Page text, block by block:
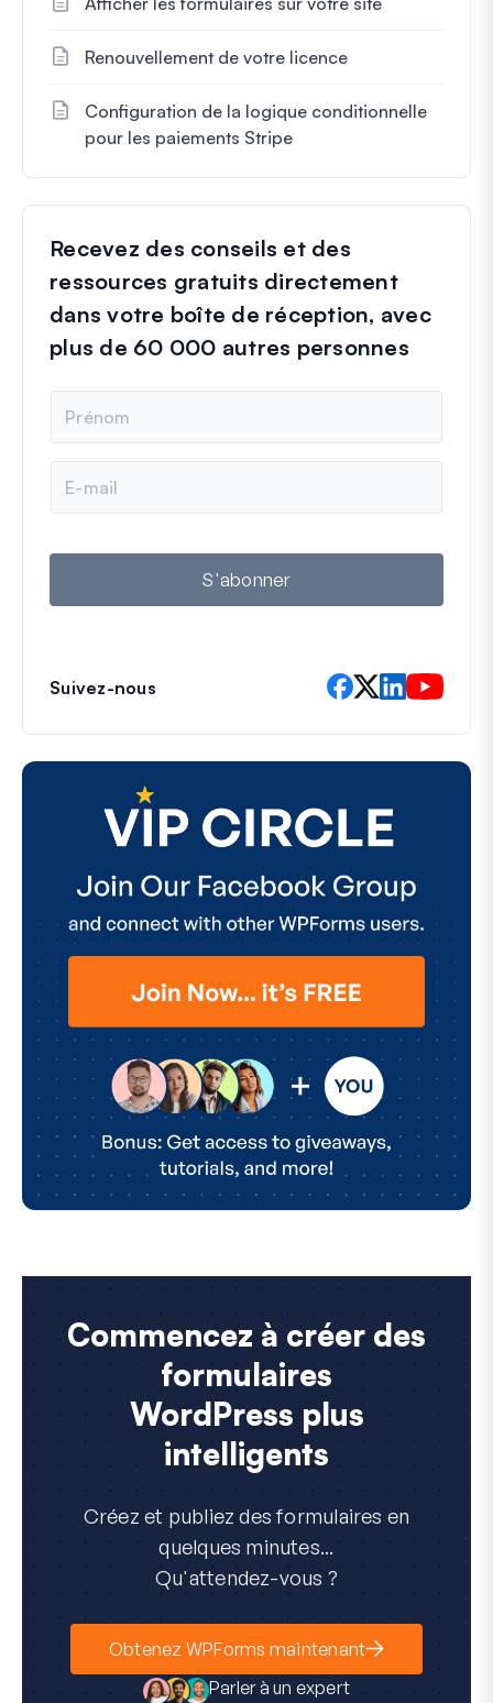
Renouvellement de votre licence
Configuration de la logique conditionnelle
pour les paiements Stripe
Recevez des conseils et des
ressources gratuits directement
dans votre boîte de réception, avec
plus de 60 000 autres personnes
m
m
i
S'abonner
Suivez-nous
Commencez à créer des
formulaires
WordPress plus
intelligents
Créez et publiez des formulaires en
quelques minutes...
Qu'attendez-vous ?
Obtenez WPForms maintenant
Parler à un expert